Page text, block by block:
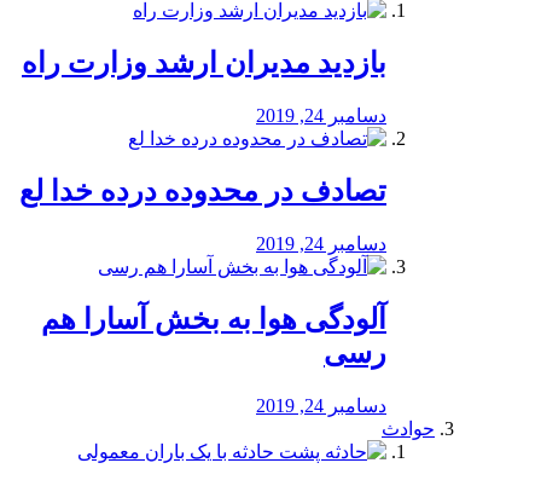
بازدید مدیران ارشد وزارت راه
دسامبر 24, 2019
تصادف در محدوده درده خدا لع
دسامبر 24, 2019
آلودگی هوا به بخش آسارا هم
رسی
دسامبر 24, 2019
حوادث